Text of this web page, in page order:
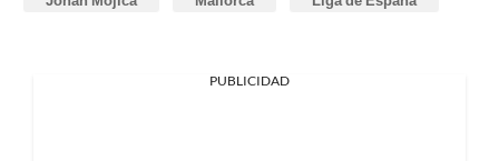
PUBLICIDAD